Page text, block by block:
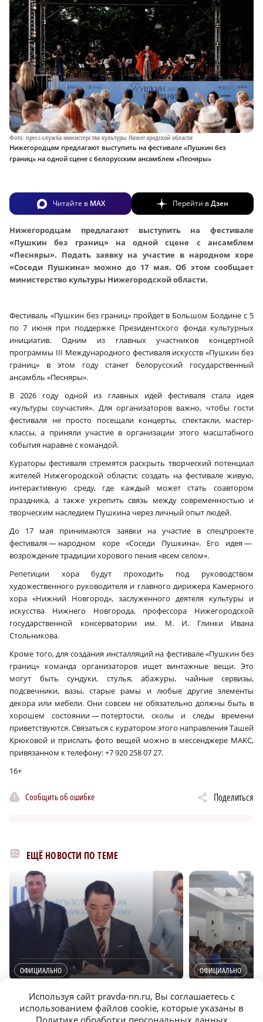
Фото: пресс-служба министерства культуры Нижегородской области
Нижегородцам предлагают выступить на фестивале «Пушкин без
границ» на одной сцене с белорусским ансамблем «Песняры»
Читайте в MAX Перейти вДзен
Нижегородцам предлагают выступить на фестивале
«Пушкин без границ» на одной сцене с ансамблем
«Песняры». Подать заявку на участие в народном хоре
«Соседи Пушкина» можно до 17 мая. Об этом сообщает
министерство культуры Нижегородской области.
Фестиваль «Пушкин без границ» пройдет в Большом Болдине с 5
по 7 июня при поддержке Президентского фонда культурных
инициатив. Одним из главных участников концертной
программы III Международного фестиваля искусств «Пушкин без
границ» в этом году станет белорусский государственный
ансамбль «Песняры».
В 2026 году одной из главных идей фестиваля стала идея
«культуры соучастия». Для организаторов важно, чтобы гости
фестиваля не просто посещали концерты, спектакли, мастер-
классы, а приняли участие в организации этого масштабного
события наравне с командой.
Кураторы фестиваля стремятся раскрыть творческий потенциал
жителей Нижегородской области; создать на фестивале живую,
интерактивную среду, где каждый может стать соавтором
праздника, а также укрепить связь между современностью и
творческим наследием Пушкина через личный опыт людей.
До 17 мая принимаются заявки на участие в спецпроекте
фестиваля — народном хоре «Соседи Пушкина». Его идея —
возрождение традиции хорового пения «всем селом».
Репетиции хора будут проходить под руководством
художественного руководителя и главного дирижера Камерного
хора «Нижний Новгород», заслуженного деятеля культуры и
искусства Нижнего Новгорода, профессора Нижегородской
государственной консерватории им. М. И. Глинки Ивана
Стольникова.
Кроме того, для создания инсталляций на фестивале «Пушкин без
границ» команда организаторов ищет винтажные вещи. Это
могут быть сундуки, стулья, абажуры, чайные сервизы,
подсвечники, вазы, старые рамы и любые другие элементы
декора или мебели. Они совсем не обязательно должны быть в
хорошем состоянии — потертости, сколы и следы времени
приветствуются. Связаться с куратором этого направления Ташей
Крюковой и прислать фото вещей можно в мессенджере МАКС,
привязанном к телефону: +7 920 258 07 27.
16+
Сообщить об ошибке Поделиться
ЕЩЁ НОВОСТИ ПО ТЕМЕ
ОФИЦИАЛЬНО r
В Нижнем Новгороде откроют ИТ-центр РФ и
Киргизии кибербезопасности
ОФИЦИАЛЬНО
В Нижегородской
организаций к Дню
Используя сайт pravda-nn.ru, Вы соглашаетесь с
использованием файлов cookie, которые указаны в
Политике обработки персональных данных